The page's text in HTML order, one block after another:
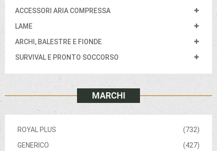
ACCESSORI ARIA COMPRESSA
LAME
ARCHI, BALESTRE E FIONDE
SURVIVAL E PRONTO SOCCORSO
MARCHI
(732)
ROYAL PLUS
(427)
GENERICO